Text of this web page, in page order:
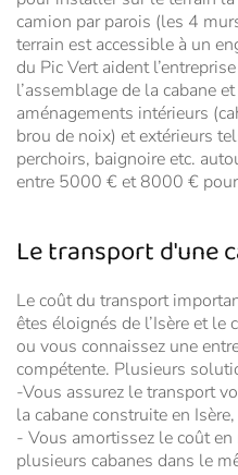
camion par parois (les 4
terrain est accessible à un
du Pic Vert aident
l’assemblage de la cabane
aménagements intérieurs
brou de noix) et extérieurs
perchoirs, baignoire etc.
entre 5000 € et 8000 €
Le transport d'une
Le coût du transport
êtes éloignés de l’Isère et
ou vous connaissez une
compétente. Plusieurs
-Vous assurez le transport
la cabane construite en
- Vous amortissez le coût
plusieurs cabanes dans le